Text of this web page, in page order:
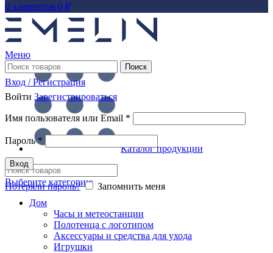
0 элементов 0 ₽
Каталог продукции
Выберите категорию
Дом
Часы и метеостанции
Полотенца с логотипом
Аксессуары и средства для ухода
Игрушки
Меню
Поиск
Вход / Регистрация
Войти Зарегистрироваться
Имя пользователя или Email *
Пароль*
Вход
Потеряли пароль? Запомнить меня